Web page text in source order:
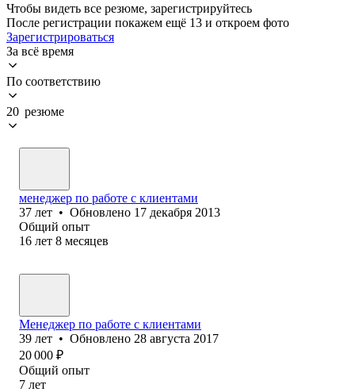
Чтобы видеть все резюме, зарегистрируйтесь
После регистрации покажем ещё 13 и откроем фото
Зарегистрироваться
За всё время
По соответствию
20 резюме
менеджер по работе с клиентами
37 лет • Обновлено 17 декабря 2013
Общий опыт
16 лет 8 месяцев
Менеджер по работе с клиентами
39 лет • Обновлено 28 августа 2017
20 000 ₽
Общий опыт
7 лет